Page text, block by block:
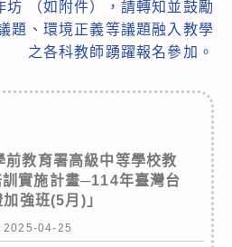
坊 （如附件），請轉知並鼓勵
題、環境正義等議題融入教學
之各科教師踴躍報名參加。
前教育署高級中等學校教
實施計畫─114年臺灣台
強班(5月)」
2025-04-25